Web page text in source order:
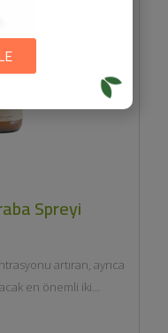
Spreyi
artıran, ayrıca
en önemli iki